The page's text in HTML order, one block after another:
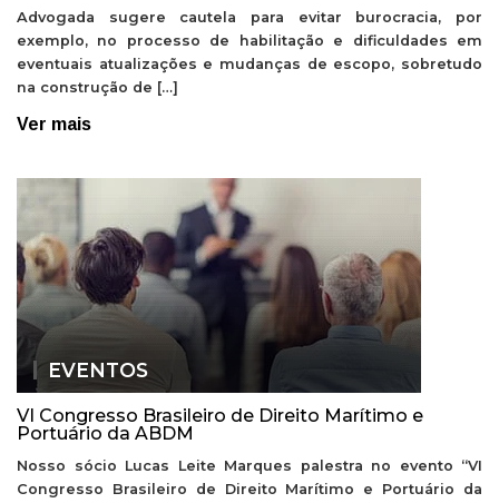
Advogada sugere cautela para evitar burocracia, por
exemplo, no processo de habilitação e dificuldades em
eventuais atualizações e mudanças de escopo, sobretudo
na construção de […]
Ver mais
EVENTOS
VI Congresso Brasileiro de Direito Marítimo e
Portuário da ABDM
Nosso sócio Lucas Leite Marques palestra no evento “VI
Congresso Brasileiro de Direito Marítimo e Portuário da